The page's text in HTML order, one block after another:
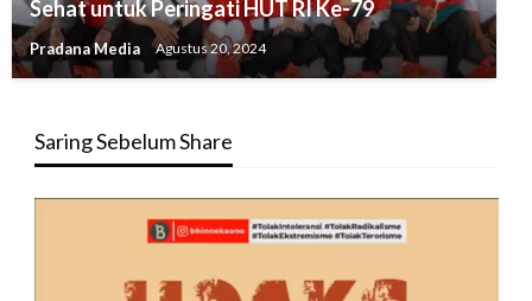
Sehat untuk Peringati HUT RI Ke-79
Pradana Media Agustus 20, 2024
Saring Sebelum Share